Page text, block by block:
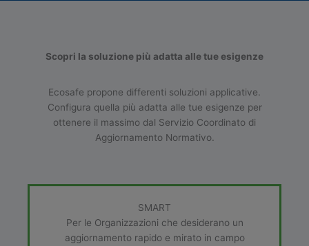
Scopri la soluzione più adatta alle tue esigenze
Ecosafe propone differenti soluzioni applicative.
Configura quella più adatta alle tue esigenze per
ottenere il massimo dal Servizio Coordinato di
Aggiornamento Normativo.
SMART
Per le Organizzazioni che desiderano un
aggiornamento rapido e mirato in campo